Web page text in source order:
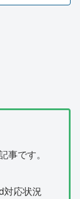
事です。
対応状況